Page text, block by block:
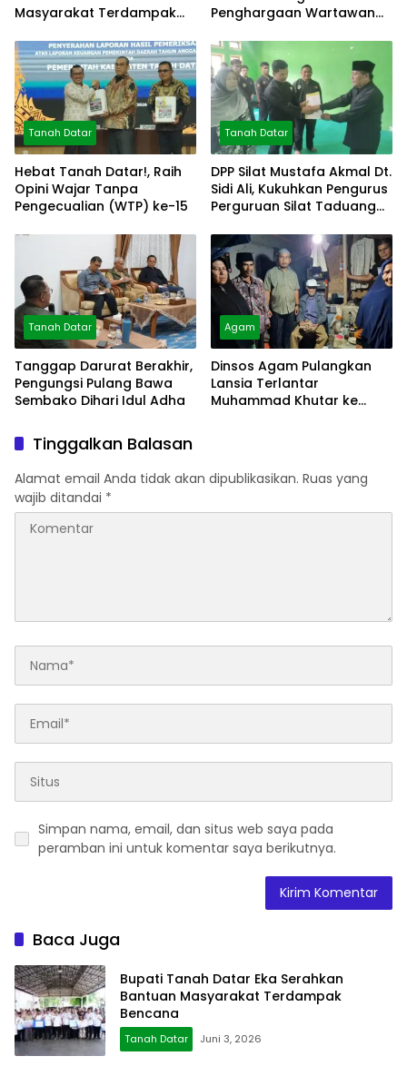
Masyarakat Terdampak
Penghargaan Wartawan
Tanah Datar
Hebat Tanah Datar!, Raih
Opini Wajar Tanpa
Pengecualian (WTP) ke-15
Tanah Datar
DPP Silat Mustafa Akmal Dt.
Sidi Ali, Kukuhkan Pengurus
Perguruan Silat Taduang
Tanah Datar
Tanggap Darurat Berakhir,
Pengungsi Pulang Bawa
Sembako Dihari Idul Adha
Agam
Dinsos Agam Pulangkan
Lansia Terlantar
Muhammad Khutar ke
Tinggalkan Balasan
Alamat email Anda tidak akan dipublikasikan. Ruas yang
wajib ditandai *
Simpan nama, email, dan situs web saya pada
peramban ini untuk komentar saya berikutnya.
Baca Juga
Bupati Tanah Datar Eka Serahkan
Bantuan Masyarakat Terdampak
Bencana
Tanah Datar Juni 3, 2026